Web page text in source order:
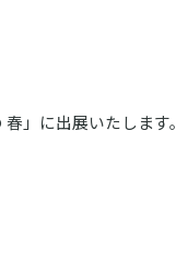
」に出展いたします。